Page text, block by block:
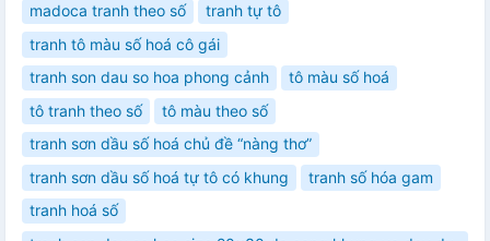
madoca tranh theo số
tranh tự tô
tranh tô màu số hoá cô gái
tranh son dau so hoa phong cảnh
tô màu số hoá
tô tranh theo số
tô màu theo số
tranh sơn dầu số hoá chủ đề “nàng thơ”
tranh sơn dầu số hoá tự tô có khung
tranh số hóa gam
tranh hoá số